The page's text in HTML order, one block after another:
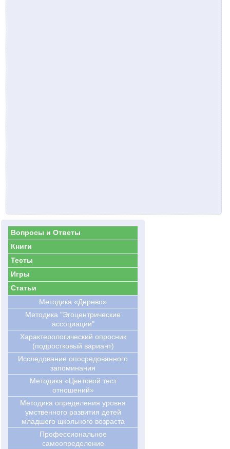
Вопросы и Ответы
Книги
Тесты
Игры
Статьи
Методика «Дерево»
Методика "Эгоцентрические
ассоциации"
Характерологический опросник
(подростковый вариант)
Исследование опосредованного
запоминания
Методика «Цветовой тест
отношений»
Методика определения уровня
умственного развития детей
младшего школьного возраста
Профессиональное
самоопределение